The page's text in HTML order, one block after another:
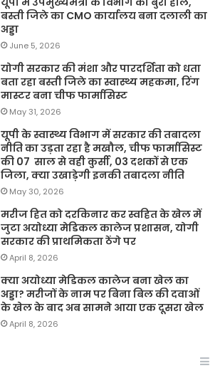
बस्ती जिले का CMO कार्यालय बना दलाली का
अड्डा
June 5, 2026
योगी सरकार की मंशा और पारदर्शिता को धता
बता रहा बस्ती जिले का स्वास्थ्य महकमा, रिंग
मास्टर बना चीफ फार्मासिस्ट
May 31, 2026
यूपी के स्वास्थ्य विभाग में सरकार की तबादला
नीति का उड़ता रहा है मखौल, चीफ फार्मासिस्ट
की 07 साल से वही कुर्सी, 03 दशकों से एक
जिला, क्या उखाड़ेगी इनकी तबादला नीति
May 30, 2026
मरीज हित को दरकिनार कर स्वहित के खेल में
जुटा अयोध्या मेडिकल कालेज प्रशासन, योगी
सरकार की प्राथमिकता ठेंगे पर
April 8, 2026
क्या अयोध्या मेडिकल कालेज बना खेल का
अड्डा? मरीजों के नाम पर बिना बिल की दवाओं
के खेल के बाद अब सामने आया एक दूसरा खेल
April 8, 2026